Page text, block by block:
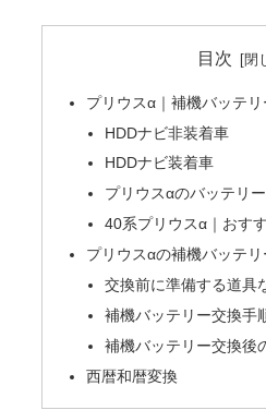
目次
プリウスα｜補機バッテ
HDDナビ非装着車
HDDナビ装着車
プリウスαのバッテリ
40系プリウスα｜おす
プリウスαの補機バッテ
交換前に準備する道具
補機バッテリー交換手
補機バッテリー交換後
西暦和暦変換